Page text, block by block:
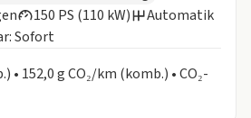
150 PS (110 kW)
Automatik
Sofort
• 152,0 g CO₂/km (komb.) • CO₂-